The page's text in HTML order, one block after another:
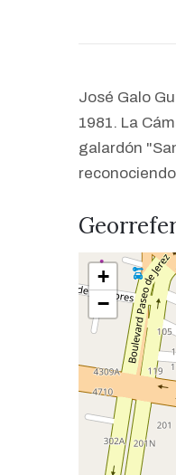
José Galo
1981. La
galardón
+
−